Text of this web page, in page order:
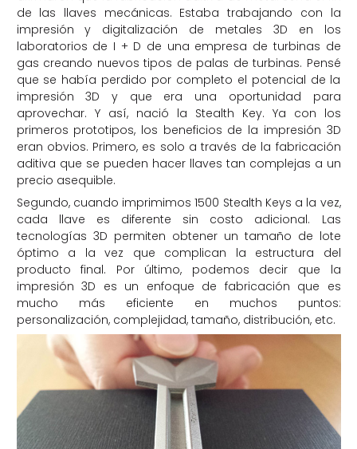
de las llaves mecánicas. Estaba trabajando con la
impresión y digitalización de metales 3D en los
laboratorios de I + D de una empresa de turbinas de
gas creando nuevos tipos de palas de turbinas. Pensé
que se había perdido por completo el potencial de la
impresión 3D y que era una oportunidad para
aprovechar. Y así, nació la Stealth Key. Ya con los
primeros prototipos, los beneficios de la impresión 3D
eran obvios. Primero, es solo a través de la fabricación
aditiva que se pueden hacer llaves tan complejas a un
precio asequible.
Segundo, cuando imprimimos 1500 Stealth Keys a la vez,
cada llave es diferente sin costo adicional. Las
tecnologías 3D permiten obtener un tamaño de lote
óptimo a la vez que complican la estructura del
producto final. Por último, podemos decir que la
impresión 3D es un enfoque de fabricación que es
mucho más eficiente en muchos puntos:
personalización, complejidad, tamaño, distribución, etc.